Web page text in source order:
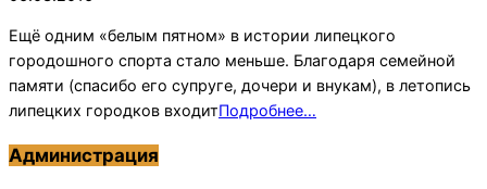
Ещё одним «белым пятном» в истории липецкого
городошного спорта стало меньше. Благодаря семейной
памяти (спасибо его супруге, дочери и внукам), в летопись
липецких городков входитПодробнее…
Администрация